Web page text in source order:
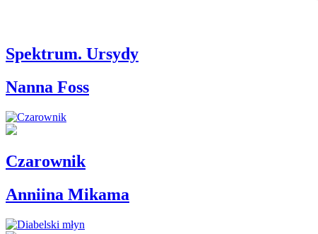
Spektrum. Ursydy
Nanna Foss
Czarownik
Anniina Mikama